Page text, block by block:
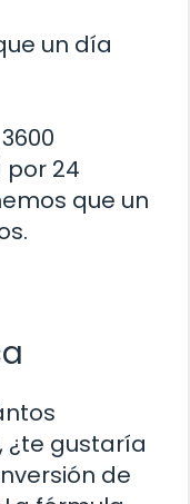
un día
24
que un
¿te gustaría
de